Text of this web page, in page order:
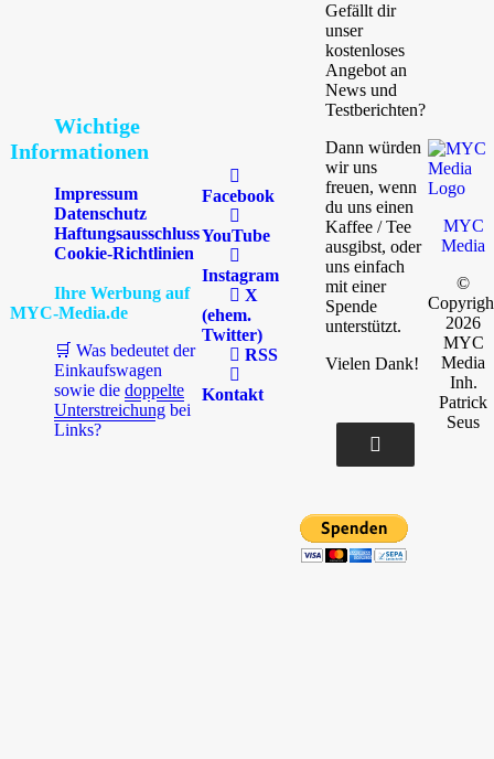
Wichtige
Informationen
Impressum
Datenschutz
Haftungsausschluss
Cookie-Richtlinien
Ihre Werbung auf
MYC-Media.de
🛒 Was bedeutet der
Einkaufswagen
sowie die doppelte
Unterstreichung bei
Links?
Facebook
YouTube
Instagram
X
(ehem.
Twitter)
RSS
Kontakt
Gefällt dir
unser
kostenloses
Angebot an
News und
Testberichten?
Dann würden
wir uns
freuen, wenn
du uns einen
Kaffee / Tee
ausgibst, oder
uns einfach
mit einer
Spende
unterstützt.
Vielen Dank!
MYC
Media
©
2026
MYC
Media
Inh.
Patrick
Seus